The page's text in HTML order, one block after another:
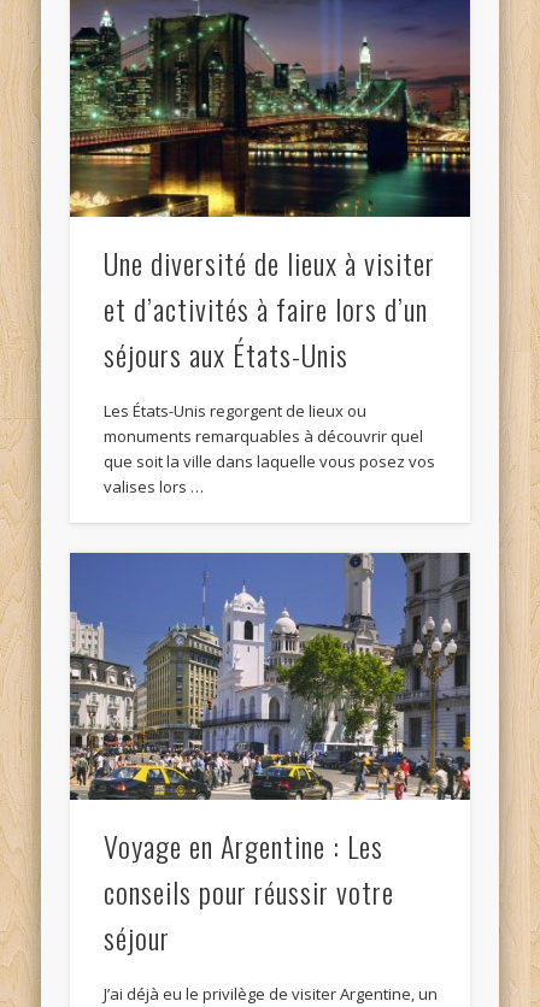
Une diversité de lieux à visiter
et d’activités à faire lors d’un
séjours aux États-Unis
Les États-Unis regorgent de lieux ou
monuments remarquables à découvrir quel
que soit la ville dans laquelle vous posez vos
valises lors …
Voyage en Argentine : Les
conseils pour réussir votre
séjour
J’ai déjà eu le privilège de visiter Argentine, un